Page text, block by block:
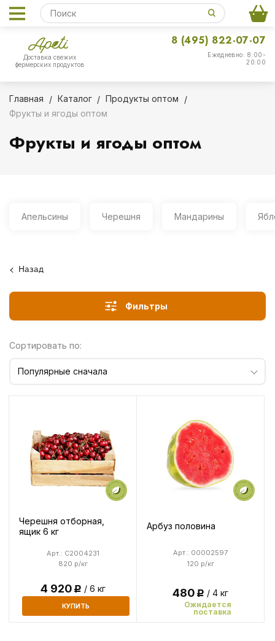
Доставка свежих
фермерских продуктов
Ежедневно: 8:00-
20:00
8 (495) 822-07-07
Главная Каталог
Продукты оптом
Фрукты и ягоды оптом
Фрукты и ягоды оптом
Апельсины Черешня Мандарины
Назад
Фильтры
Сортировать по:
Популярные сначала
Черешня отборная,
ящик 6 кг
820 р/кг
Арт.: C2004231
4 920Р / 6 кг
КУПИТЬ
Арбуз половина
120 р/кг
Арт.: 00002597
480Р / 4 кг
Ожидается
поставка